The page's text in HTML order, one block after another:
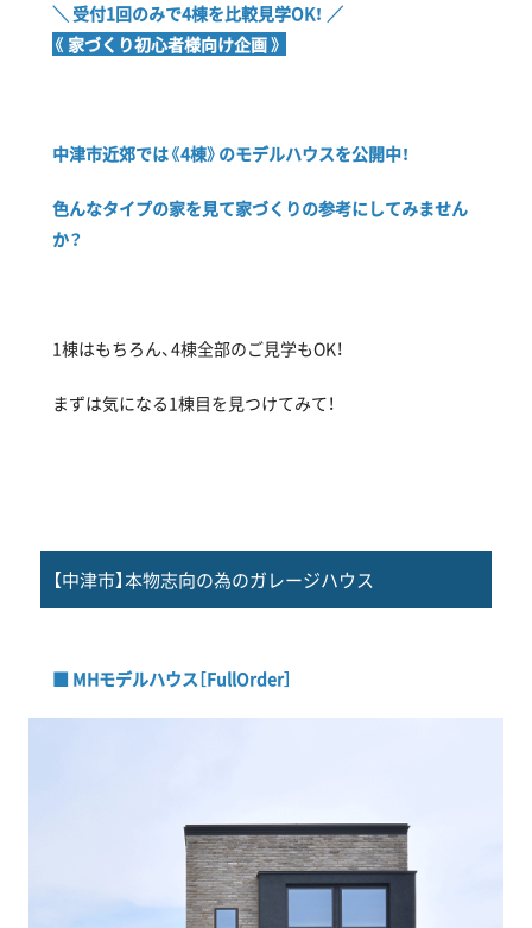
＼ 受付1回のみで4棟を比較見学OK！ ／
《 家づくり初心者様向け企画 》
中津市近郊では《4棟》のモデルハウスを公開中！
色んなタイプの家を見て家づくりの参考にしてみません
か？
1棟はもちろん、4棟全部のご見学もOK！
まずは気になる1棟目を見つけてみて！
【中津市】本物志向の為のガレージハウス
■ MHモデルハウス［FullOrder］